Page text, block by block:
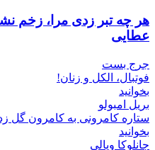
هر چه تبر زدی مرا، زخم
عطایی
جرج بست
فوتبال، الکل و زنان!
بخوانید
بریل امبولو
ستاره کامرونی به کامرون گل
بخوانید
جانلوکا ویالی